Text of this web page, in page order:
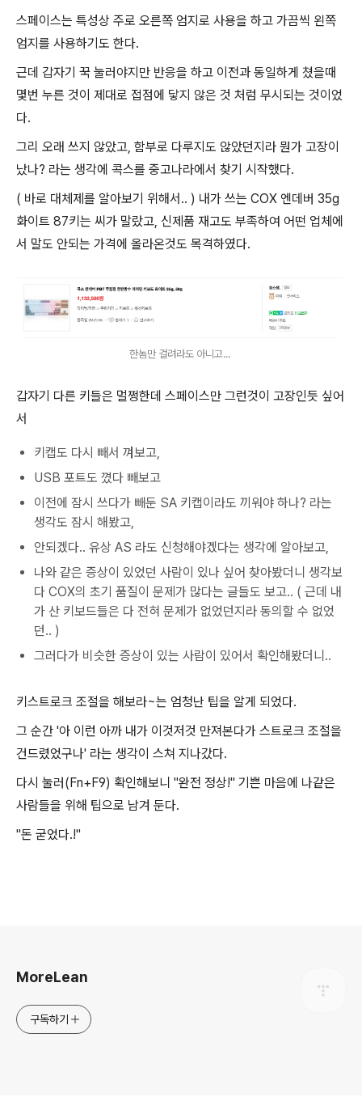
스페이스는 특성상 주로 오른쪽 엄지로 사용을 하고 가끔씩 왼쪽
엄지를 사용하기도 한다.
근데 갑자기 꾹 눌러야지만 반응을 하고 이전과 동일하게 쳤을때
몇번 누른 것이 제대로 접점에 닿지 않은 것 처럼 무시되는 것이었
다.
그리 오래 쓰지 않았고, 함부로 다루지도 않았던지라 뭔가 고장이
났나? 라는 생각에 콕스를 중고나라에서 찾기 시작했다.
( 바로 대체제를 알아보기 위해서.. ) 내가 쓰는 COX 엔데버 35g
화이트 87키는 씨가 말랐고, 신제품 재고도 부족하여 어떤 업체에
서 말도 안되는 가격에 올라온것도 목격하였다.
한놈만 걸려라도 아니고...
갑자기 다른 키들은 멀쩡한데 스페이스만 그런것이 고장인듯 싶어
서
키캡도 다시 빼서 껴보고,
USB 포트도 꼈다 빼보고
이전에 잠시 쓰다가 빼둔 SA 키캡이라도 끼워야 하나? 라는
생각도 잠시 해봤고,
안되겠다.. 유상 AS 라도 신청해야겠다는 생각에 알아보고,
나와 같은 증상이 있었던 사람이 있나 싶어 찾아봤더니 생각보
다 COX의 초기 품질이 문제가 많다는 글들도 보고.. ( 근데 내
가 산 키보드들은 다 전혀 문제가 없었던지라 동의할 수 없었
던.. )
그러다가 비슷한 증상이 있는 사람이 있어서 확인해봤더니..
키스트로크 조절을 해보라~는 엄청난 팁을 알게 되었다.
그 순간 '아 이런 아까 내가 이것저것 만져본다가 스트로크 조절을
건드렸었구나' 라는 생각이 스쳐 지나갔다.
다시 눌러(Fn+F9) 확인해보니 "완전 정상!" 기쁜 마음에 나같은
사람들을 위해 팁으로 남겨 둔다.
"돈 굳었다.!"
MoreLean
구독하기